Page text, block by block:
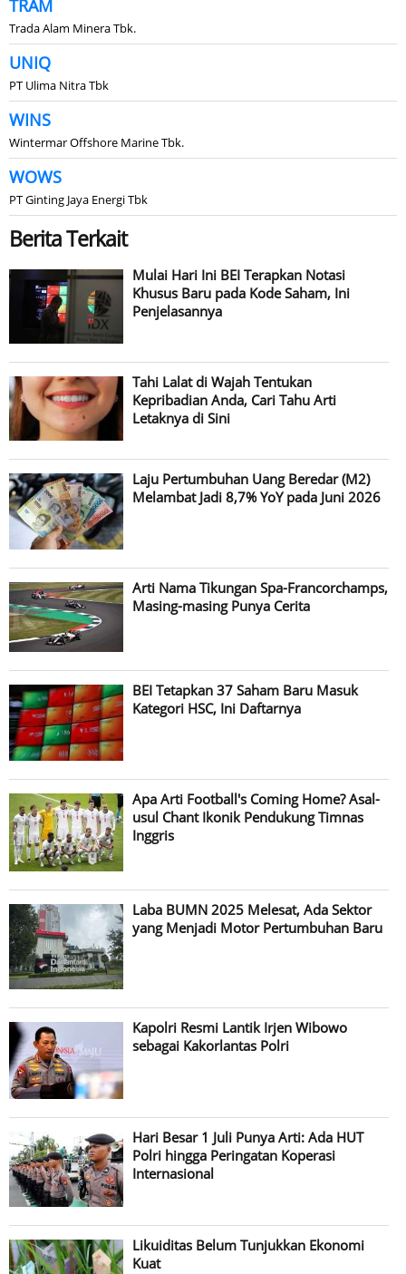
TRAM
Trada Alam Minera Tbk.
UNIQ
PT Ulima Nitra Tbk
WINS
Wintermar Offshore Marine Tbk.
WOWS
PT Ginting Jaya Energi Tbk
Berita Terkait
Mulai Hari Ini BEI Terapkan Notasi
Khusus Baru pada Kode Saham, Ini
Penjelasannya
Tahi Lalat di Wajah Tentukan
Kepribadian Anda, Cari Tahu Arti
Letaknya di Sini
Laju Pertumbuhan Uang Beredar (M2)
Melambat Jadi 8,7% YoY pada Juni 2026
Arti Nama Tikungan Spa-Francorchamps,
Masing-masing Punya Cerita
BEI Tetapkan 37 Saham Baru Masuk
Kategori HSC, Ini Daftarnya
Apa Arti Football's Coming Home? Asal-
usul Chant Ikonik Pendukung Timnas
Inggris
Laba BUMN 2025 Melesat, Ada Sektor
yang Menjadi Motor Pertumbuhan Baru
Kapolri Resmi Lantik Irjen Wibowo
sebagai Kakorlantas Polri
Hari Besar 1 Juli Punya Arti: Ada HUT
Polri hingga Peringatan Koperasi
Internasional
Likuiditas Belum Tunjukkan Ekonomi
Kuat